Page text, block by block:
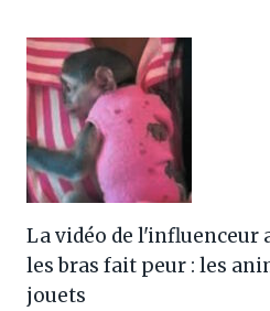
La vidéo de l'influenceur
les bras fait peur : les
jouets